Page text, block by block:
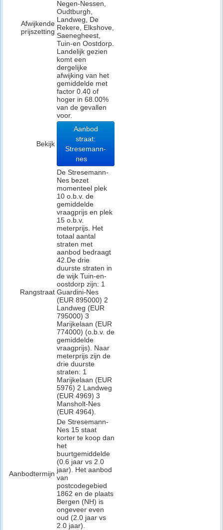
Afwijkende
prijszetting
Negen-Nessen,
Oudtburgh,
Landweg, De
Rekere, Elkshove,
Saenegheest,
Tuin-en Oostdorp.
Landelijk gezien
komt een
dergelijke
afwijking van het
gemiddelde met
factor 0.40 of
hoger in 68.00%
van de gevallen
voor.
Bekijk
Aanbod
straat:
Stresemann-
nes
Rangstraat
De Stresemann-
Nes bezet
momenteel plek
10 o.b.v. de
gemiddelde
vraagprijs en plek
15 o.b.v.
meterprijs. Het
totaal aantal
straten met
aanbod bedraagt
42.De drie
duurste straten in
de wijk Tuin-en-
oostdorp zijn: 1
Guardini-Nes
(EUR 895000) 2
Landweg (EUR
795000) 3
Marijkelaan (EUR
774000) (o.b.v. de
gemiddelde
vraagprijs). Naar
meterprijs zijn de
drie duurste
straten: 1
Marijkelaan (EUR
5976) 2 Landweg
(EUR 4969) 3
Mansholt-Nes
(EUR 4964).
Aanbodtermijn
De Stresemann-
Nes 15 staat
korter te koop dan
het
buurtgemiddelde
(0.6 jaar vs 2.0
jaar). Het aanbod
van
postcodegebied
1862 en de plaats
Bergen (NH) is
ongeveer even
oud (2.0 jaar vs
2.0 jaar).